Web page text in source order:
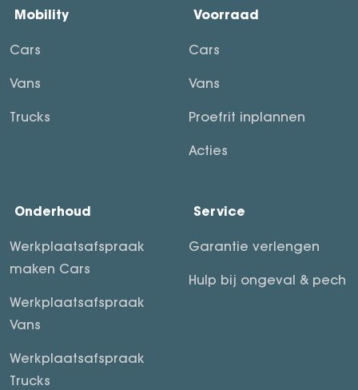
Mobility
Cars
Vans
Trucks
Voorraad
Cars
Vans
Proefrit inplannen
Acties
Onderhoud
Werkplaatsafspraak
maken Cars
Werkplaatsafspraak
Vans
Werkplaatsafspraak
Trucks
Service
Garantie verlengen
Hulp bij ongeval & pech